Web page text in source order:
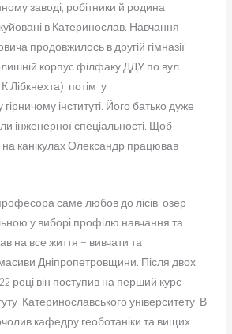
заводі, робітники й родина
в Катеринослав. Навчання
продовжилось в другій гімназії
корпус філфаку ДДУ по вул.
потім у
інституті. Його батько дуже
інженерної спеціальності. Щоб
на канікулах Олександр працював
саме любов до лісів, озер
у виборі профілю навчання та
на все життя – вивчати та
Дніпропетровщини. Після двох
році він поступив на перший курс
Катеринославського університету. В
кафедру геоботаніки та вищих